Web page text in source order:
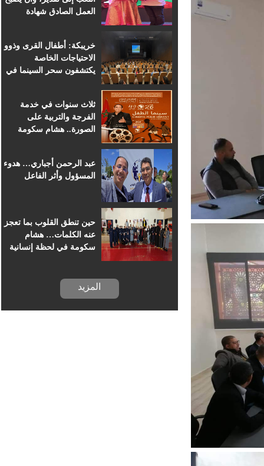
العمل الصادق شهادة
خريبكة: أطفال القرى وذوو
الاحتياجات الخاصة
يكتشفون سحر السينما في
ثلاث سنوات في خدمة
الفرجة والتربية على
الصورة.. هشام سكومة
عبد الرحمن أجباري… هدوء
المسؤول وأثر الفاعل
حين تنطق القلوب بما تعجز
عنه الكلمات… هشام
سكومة في لحظة إنسانية
المزيد